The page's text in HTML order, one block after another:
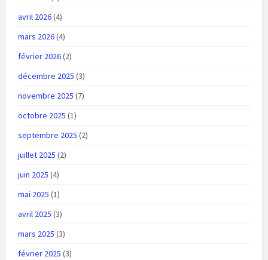
avril 2026(4)
mars 2026(4)
février 2026(2)
décembre 2025 (3)
novembre 2025 (7)
octobre 2025 (1)
septembre 2025 (2)
juillet 2025 (2)
juin 2025 (4)
mai 2025 (1)
avril 2025 (3)
mars 2025 (3)
février 2025 (3)